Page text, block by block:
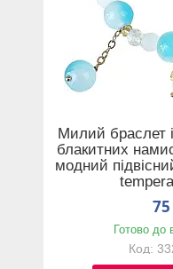
Милий браслет
блакитних
модний
Готово до